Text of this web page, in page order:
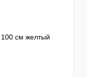
см желтый